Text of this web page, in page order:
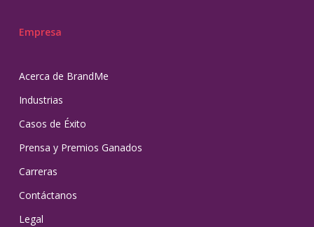
Empresa
Acerca de BrandMe
Industrias
Casos de Éxito
Prensa y Premios Ganados
Carreras
Contáctanos
Legal